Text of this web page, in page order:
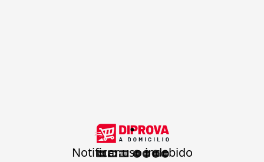
.
Notificar uso indebido